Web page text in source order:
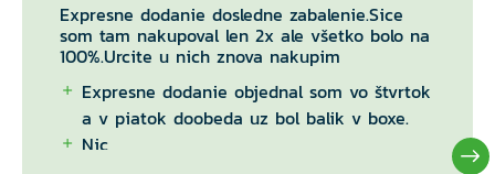
Expresne dodanie dosledne zabalenie.Sice
som tam nakupoval len 2x ale všetko bolo na
100%.Urcite u nich znova nakupim
Expresne dodanie objednal som vo štvrtok
a v piatok doobeda uz bol balik v boxe.
Nic